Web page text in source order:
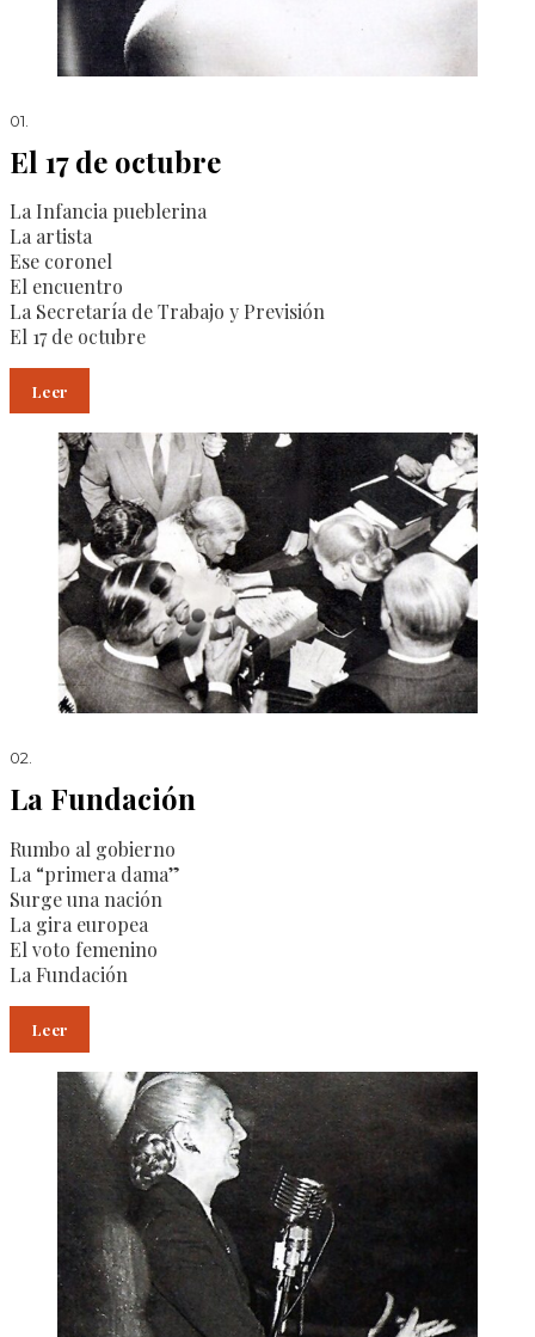
01.
El 17 de octubre
La Infancia pueblerina
La artista
Ese coronel
El encuentro
La Secretaría de Trabajo y Previsión
El 17 de octubre
Leer
02.
La Fundación
Rumbo al gobierno
La “primera dama”
Surge una nación
La gira europea
El voto femenino
La Fundación
Leer